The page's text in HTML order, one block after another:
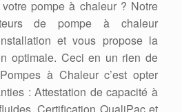
pompe à chaleur ? Notre
de pompe à chaleur
et vous propose la
optimale. Ceci en un rien de
à Chaleur c’est opter
: Attestation de capacité à